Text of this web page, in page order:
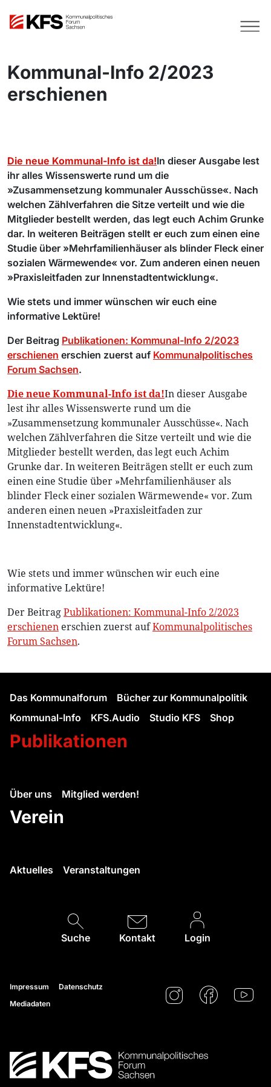
Kommunal-Info 2/2023
erschienen
Die neue Kommunal-Info ist da!In dieser Ausgabe lest
ihr alles Wissenswerte rund um die
»Zusammensetzung kommunaler Ausschüsse«. Nach
welchen Zählverfahren die Sitze verteilt und wie die
Mitglieder bestellt werden, das legt euch Achim Grunke
dar. In weiteren Beiträgen stellt er euch zum einen eine
Studie über »Mehrfamilienhäuser als blinder Fleck einer
sozialen Wärmewende« vor. Zum anderen einen neuen
»Praxisleitfaden zur Innenstadtentwicklung«.
Wie stets und immer wünschen wir euch eine
informative Lektüre!
Der Beitrag Publikationen: Kommunal-Info 2/2023
erschienen erschien zuerst auf Kommunalpolitisches
Forum Sachsen.
Die neue Kommunal-Info ist da!In dieser Ausgabe
lest ihr alles Wissenswerte rund um die
»Zusammensetzung kommunaler Ausschüsse«. Nach
welchen Zählverfahren die Sitze verteilt und wie die
Mitglieder bestellt werden, das legt euch Achim
Grunke dar. In weiteren Beiträgen stellt er euch zum
einen eine Studie über »Mehrfamilienhäuser als
blinder Fleck einer sozialen Wärmewende« vor. Zum
anderen einen neuen »Praxisleitfaden zur
Innenstadtentwicklung«.
Wie stets und immer wünschen wir euch eine
informative Lektüre!
Der BeitragPublikationen: Kommunal-Info 2/2023
erschienen erschien zuerst aufKommunalpolitisches
Forum Sachsen.
Das Kommunalforum
Bücher zur Kommunalpolitik
Kommunal-Info
KFS.Audio Studio KFS Shop
Publikationen
Über uns Mitglied werden!
Verein
Aktuelles Veranstaltungen
Suche Kontakt Login
Impressum
Datenschutz
Mediadaten